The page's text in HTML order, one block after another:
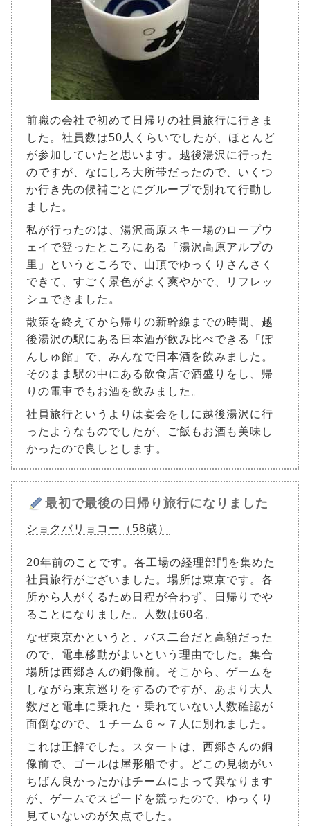
前職の会社で初めて日帰りの社員旅行に行きま
した。社員数は50人くらいでしたが、ほとんど
が参加していたと思います。越後湯沢に行った
のですが、なにしろ大所帯だったので、いくつ
か行き先の候補ごとにグループで別れて行動し
ました。
私が行ったのは、湯沢高原スキー場のロープウ
ェイで登ったところにある「湯沢高原アルプの
里」というところで、山頂でゆっくりさんさく
できて、すごく景色がよく爽やかで、リフレッ
シュできました。
散策を終えてから帰りの新幹線までの時間、越
後湯沢の駅にある日本酒が飲み比べできる「ぽ
んしゅ館」で、みんなで日本酒を飲みました。
そのまま駅の中にある飲食店で酒盛りをし、帰
りの電車でもお酒を飲みました。
社員旅行というよりは宴会をしに越後湯沢に行
ったようなものでしたが、ご飯もお酒も美味し
かったので良しとします。
最初で最後の日帰り旅行になりました
ショクバリョコー（58歳）
20年前のことです。各工場の経理部門を集めた
社員旅行がございました。場所は東京です。各
所から人がくるため日程が合わず、日帰りでや
ることになりました。人数は60名。
なぜ東京かというと、バス二台だと高額だった
ので、電車移動がよいという理由でした。集合
場所は西郷さんの銅像前。そこから、ゲームを
しながら東京巡りをするのですが、あまり大人
数だと電車に乗れた・乗れていない人数確認が
面倒なので、１チーム６～７人に別れました。
これは正解でした。スタートは、西郷さんの銅
像前で、ゴールは屋形船です。どこの見物がい
ちばん良かったかはチームによって異なります
が、ゲームでスピードを競ったので、ゆっくり
見ていないのが欠点でした。